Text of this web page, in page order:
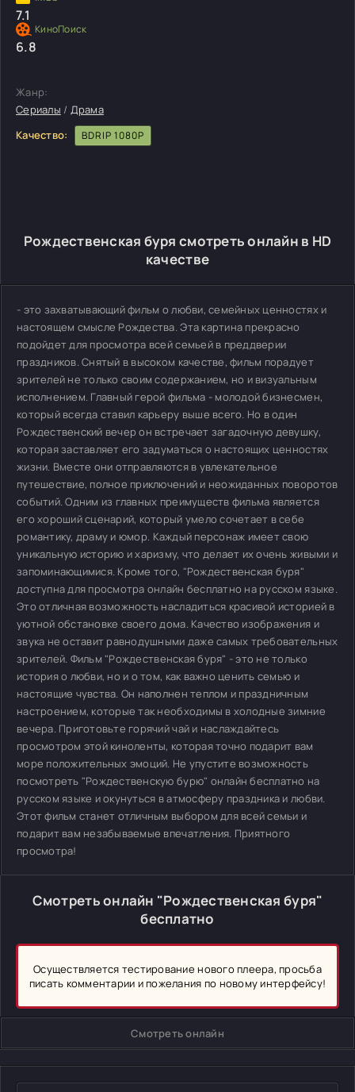
7.1
6.8
Жанр:
Сериалы / Драма
Качество:
BDRIP 1080P
Рождественская буря смотреть онлайн в HD
качестве
- это захватывающий фильм о любви, семейных ценностях и
настоящем смысле Рождества. Эта картина прекрасно
подойдет для просмотра всей семьей в преддверии
праздников. Снятый в высоком качестве, фильм порадует
зрителей не только своим содержанием, но и визуальным
исполнением. Главный герой фильма - молодой бизнесмен,
который всегда ставил карьеру выше всего. Но в один
Рождественский вечер он встречает загадочную девушку,
которая заставляет его задуматься о настоящих ценностях
жизни. Вместе они отправляются в увлекательное
путешествие, полное приключений и неожиданных поворотов
событий. Одним из главных преимуществ фильма является
его хороший сценарий, который умело сочетает в себе
романтику, драму и юмор. Каждый персонаж имеет свою
уникальную историю и харизму, что делает их очень живыми и
запоминающимися. Кроме того, "Рождественская буря"
доступна для просмотра онлайн бесплатно на русском языке.
Это отличная возможность насладиться красивой историей в
уютной обстановке своего дома. Качество изображения и
звука не оставит равнодушными даже самых требовательных
зрителей. Фильм "Рождественская буря" - это не только
история о любви, но и о том, как важно ценить семью и
настоящие чувства. Он наполнен теплом и праздничным
настроением, которые так необходимы в холодные зимние
вечера. Приготовьте горячий чай и наслаждайтесь
просмотром этой киноленты, которая точно подарит вам
море положительных эмоций. Не упустите возможность
посмотреть "Рождественскую бурю" онлайн бесплатно на
русском языке и окунуться в атмосферу праздника и любви.
Этот фильм станет отличным выбором для всей семьи и
подарит вам незабываемые впечатления. Приятного
просмотра!
Смотреть онлайн "Рождественская буря"
бесплатно
Осуществляется тестирование нового плеера, просьба
писать комментарии и пожелания по новому интерфейсу!
Смотреть онлайн